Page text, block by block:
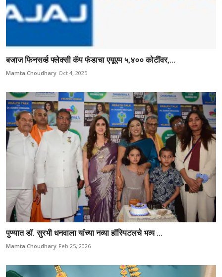
बजाज फिनसर्व्ह फ्लेक्सी कॅप फंडाचा एयूएम ५,४०० कोटींवर,...
Mamta Choudhary Oct 4, 2025
पुण्यात डॉ. सुरभी धनवाला यांच्या नव्या हॉस्पिटलचे भव्य ...
Mamta Choudhary Feb 25, 2026